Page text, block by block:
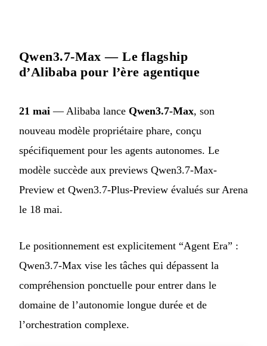
Qwen3.7-Max — Le flagship
d’Alibaba pour l’ère agentique
21 mai — Alibaba lance Qwen3.7-Max, son
nouveau modèle propriétaire phare, conçu
spécifiquement pour les agents autonomes. Le
modèle succède aux previews Qwen3.7-Max-
Preview et Qwen3.7-Plus-Preview évalués sur Arena
le 18 mai.
Le positionnement est explicitement “Agent Era” :
Qwen3.7-Max vise les tâches qui dépassent la
compréhension ponctuelle pour entrer dans le
domaine de l’autonomie longue durée et de
l’orchestration complexe.